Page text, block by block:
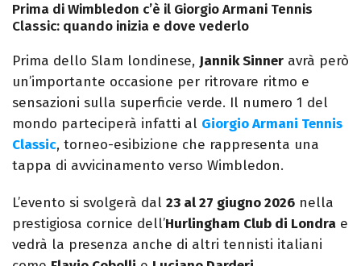
Prima di Wimbledon c’è il Giorgio Armani Tennis
Classic: quando inizia e dove vederlo
Prima dello Slam londinese, Jannik Sinner avrà però
un’importante occasione per ritrovare ritmo e
sensazioni sulla superficie verde. Il numero 1 del
mondo parteciperà infatti al Giorgio Armani Tennis
Classic, torneo-esibizione che rappresenta una
tappa di avvicinamento verso Wimbledon.
L’evento si svolgerà dal 23 al 27 giugno 2026 nella
prestigiosa cornice dell’Hurlingham Club di Londra e
vedrà la presenza anche di altri tennisti italiani